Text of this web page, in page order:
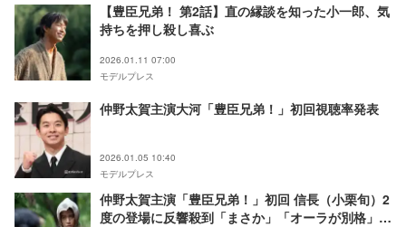
【豊臣兄弟！ 第2話】直の縁談を知った小一郎、気
持ちを押し殺し喜ぶ
2026.01.11 07:00
モデルプレス
仲野太賀主演大河「豊臣兄弟！」初回視聴率発表
2026.01.05 10:40
モデルプレス
仲野太賀主演「豊臣兄弟！」初回 信長（小栗旬）2
度の登場に反響殺到「まさか」「オーラが別格」